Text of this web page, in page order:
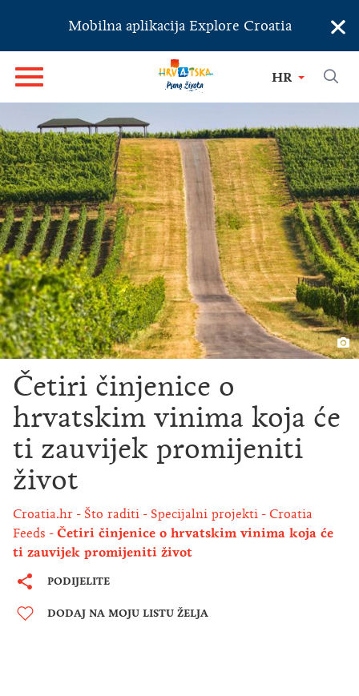
Mobilna aplikacija Explore Croatia ×
HR
Četiri činjenice o
hrvatskim vinima koja će
ti zauvijek promijeniti
život
Croatia.hr Što raditi Specijalni projekti
Croatia
Feeds
Četiri činjenice o hrvatskim vinima koja će
ti zauvijek promijeniti život
PODIJELITE
DODAJ NA MOJU LISTU ŽELJA